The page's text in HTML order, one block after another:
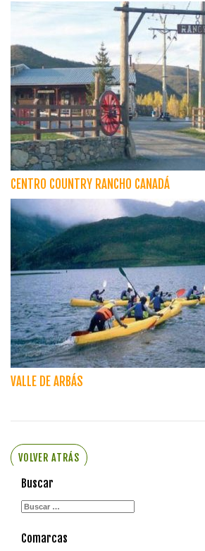
CENTRO COUNTRY RANCHO CANADÁ
VALLE DE ARBÁS
VOLVER ATRÁS
Buscar
Comarcas